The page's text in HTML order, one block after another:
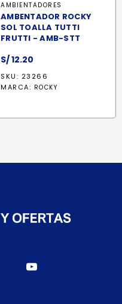
AMBIENTADORES
AMBENTADOR ROCKY
SOL TOALLA TUTTI
FRUTTI - AMB-STT
S/12.20
SKU: 23266
MARCA: ROCKY